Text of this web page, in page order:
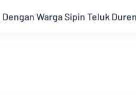
Tidak Tunduk pada